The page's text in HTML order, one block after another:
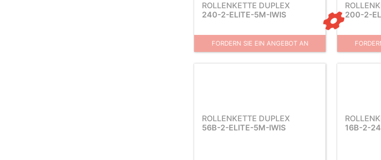
ROLLENKETTE DUPLEX
240-2-ELITE-5M-IWIS
FORDERN SIE EIN ANGEBOT AN
200-2-
ROLLENKETTE DUPLEX
56B-2-ELITE-5M-IWIS
16B-2-